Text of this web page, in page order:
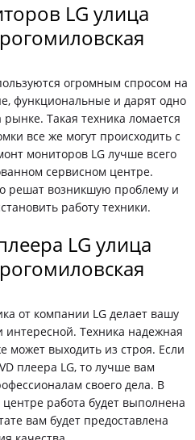
LG улица
огромным спросом на
функциональные и дарят одно
Такая техника ломается
все же могут происходить с
мониторов LG лучше всего
сервисном центре.
решат возникшую проблему и
работу техники.
LG улица
от компании LG делает вашу
Техника надежная
может выходить из строя. Если
плеера LG, то лучше вам
своего дела. В
работа будет выполнена
вам будет предоставлена